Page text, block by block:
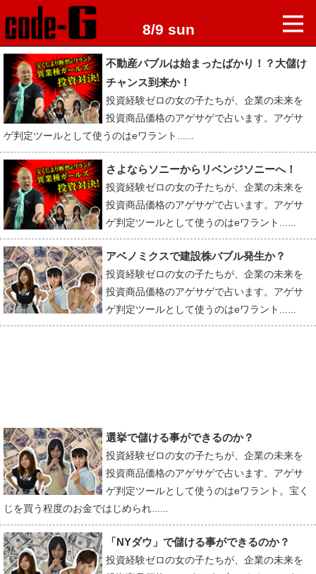
8/9 sun
不動産バブルは始まったばかり！？大儲け
チャンス到来か！
投資経験ゼロの女の子たちが、企業の未来を
投資商品価格のアゲサゲで占います。アゲサ
ゲ判定ツールとして使うのはeワラント......
さよならソニーからリベンジソニーへ！
投資経験ゼロの女の子たちが、企業の未来を
投資商品価格のアゲサゲで占います。アゲサ
ゲ判定ツールとして使うのはeワラント......
アベノミクスで建設株バブル発生か？
投資経験ゼロの女の子たちが、企業の未来を
投資商品価格のアゲサゲで占います。アゲサ
ゲ判定ツールとして使うのはeワラント......
選挙で儲ける事ができるのか？
投資経験ゼロの女の子たちが、企業の未来を
投資商品価格のアゲサゲで占います。アゲサ
ゲ判定ツールとして使うのはeワラント。宝く
じを買う程度のお金ではじめられ......
「NYダウ」で儲ける事ができるのか？
投資経験ゼロの女の子たちが、企業の未来を